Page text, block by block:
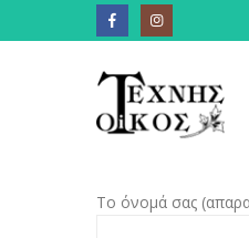
Το όνομά σας